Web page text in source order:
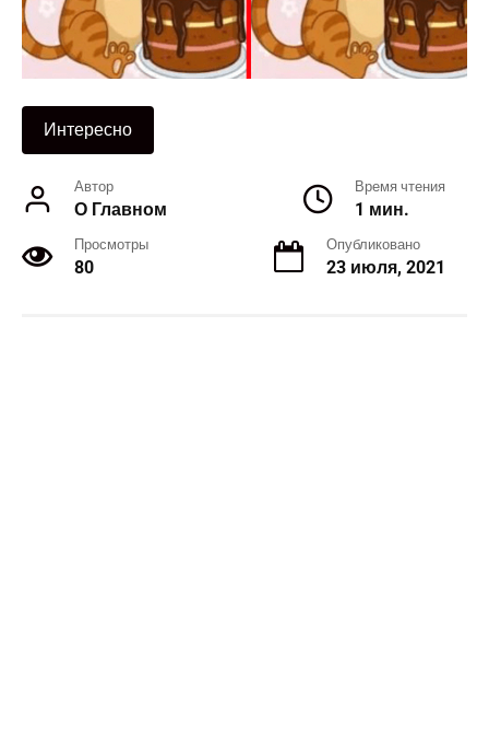
Интересно
Автор
О Главном
Время чтения
1 мин.
Просмотры
80
Опубликовано
23 июля, 2021